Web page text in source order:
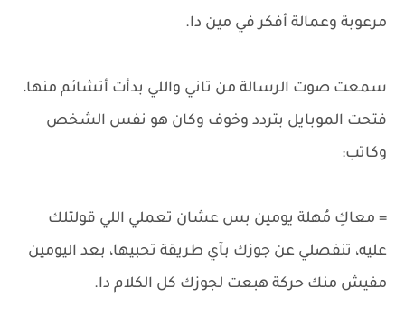
مرعوبة وعمالة أفكر في مين دا.
سمعت صوت الرسالة من تاني واللي بدأت أتشائم منها،
فتحت الموبايل بتردد وخوف وكان هو نفس الشخص
وكاتب:
= معاكِ مُهلة يومين بس عشان تعملي اللي قولتلك
عليه، تنفصلي عن جوزك بآي طريقة تحبيها، بعد اليومين
مفيش منك حركة هبعت لجوزك كل الكلام دا.